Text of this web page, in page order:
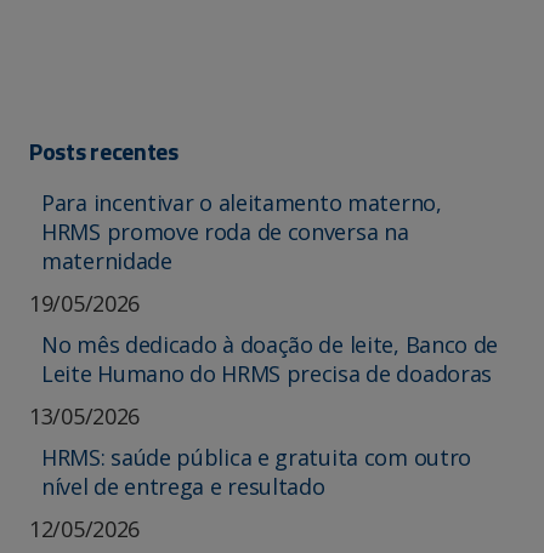
Posts recentes
Para incentivar o aleitamento materno,
HRMS promove roda de conversa na
maternidade
19/05/2026
No mês dedicado à doação de leite, Banco de
Leite Humano do HRMS precisa de doadoras
13/05/2026
HRMS: saúde pública e gratuita com outro
nível de entrega e resultado
12/05/2026